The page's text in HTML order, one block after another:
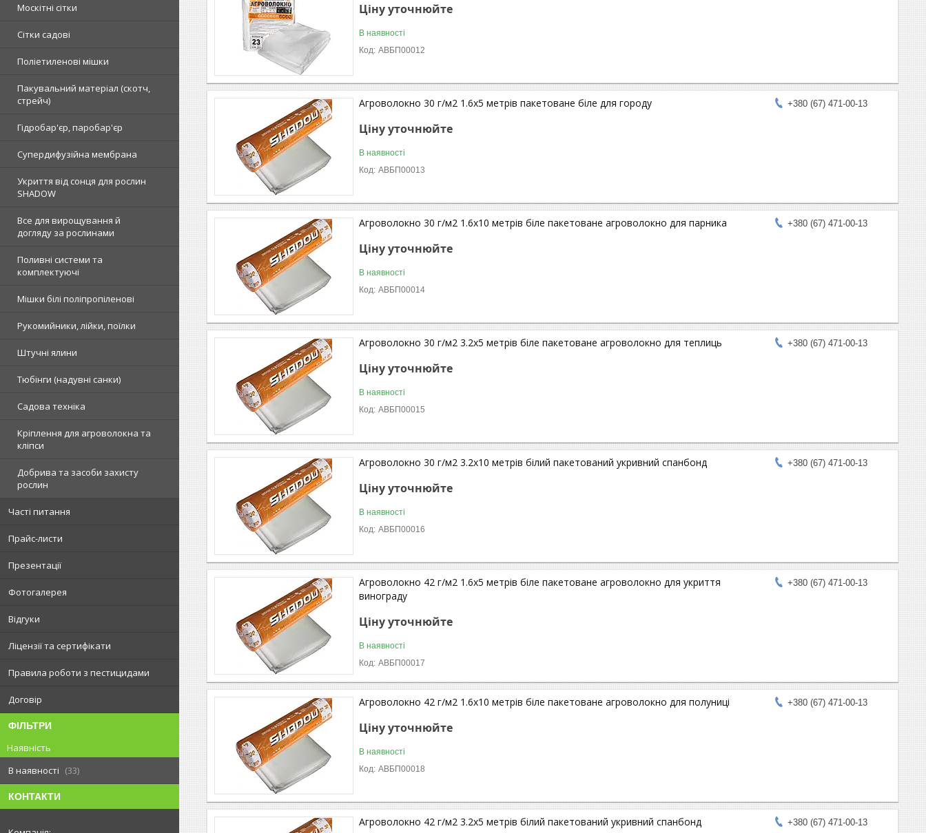
Москітні сітки
Сітки садові
Поліетиленові мішки
Пакувальний матеріал (скотч,
стрейч)
Гідробар'єр, паробар'єр
Супердифузійна мембрана
Укриття від сонця для рослин
SHADOW
Все для вирощування й
догляду за рослинами
Поливні системи та
комплектуючі
Мішки білі поліпропіленові
Рукомийники, лійки, поїлки
Штучні ялини
Тюбінги (надувні санки)
Садова техніка
Кріплення для агроволокна та
кліпси
Добрива та засоби захисту
рослин
Часті питання
Прайс-листи
Презентації
Фотогалерея
Відгуки
Ліцензії та сертифікати
Правила роботи з пестицидами
Договір
ФІЛЬТРИ
Наявність
В наявності
33
КОНТАКТИ
Ціну уточнюйте
В наявності
АВБП00012
+380 (67) 471-00-13
Агроволокно 30 г/м2 1.6х5 метрів пакетоване біле для городу
Ціну уточнюйте
В наявності
АВБП00013
+380 (67) 471-00-13
Агроволокно 30 г/м2 1.6х10 метрів біле пакетоване агроволокно для парника
Ціну уточнюйте
В наявності
АВБП00014
+380 (67) 471-00-13
Агроволокно 30 г/м2 3.2х5 метрів біле пакетоване агроволокно для теплиць
Ціну уточнюйте
В наявності
АВБП00015
+380 (67) 471-00-13
Агроволокно 30 г/м2 3.2х10 метрів білий пакетований укривний спанбонд
Ціну уточнюйте
В наявності
АВБП00016
+380 (67) 471-00-13
Агроволокно 42 г/м2 1.6х5 метрів біле пакетоване агроволокно для укриття
винограду
Ціну уточнюйте
В наявності
АВБП00017
+380 (67) 471-00-13
Агроволокно 42 г/м2 1.6х10 метрів біле пакетоване агроволокно для полуниці
Ціну уточнюйте
В наявності
АВБП00018
+380 (67) 471-00-13
Агроволокно 42 г/м2 3.2х5 метрів білий пакетований укривний спанбонд